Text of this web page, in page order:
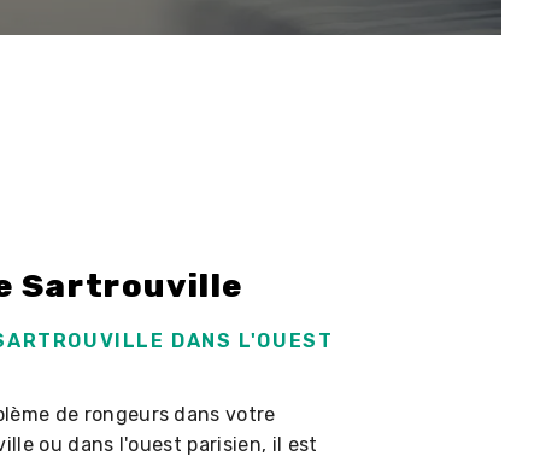
Sartrouville
DANS L'OUEST
de rongeurs dans votre
ou dans l'ouest parisien, il est